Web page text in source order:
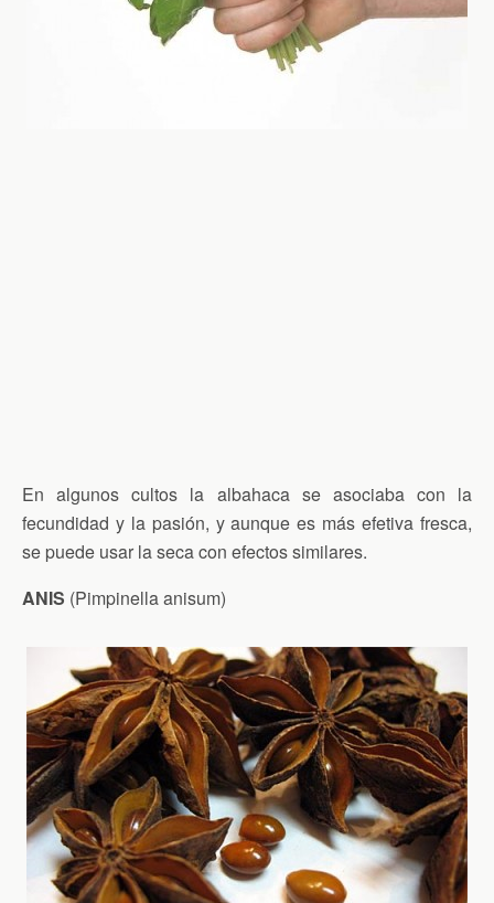
En algunos cultos la albahaca se asociaba con la
fecundidad y la pasión, y aunque es más efetiva fresca,
se puede usar la seca con efectos similares.
ANIS (Pimpinella anisum)